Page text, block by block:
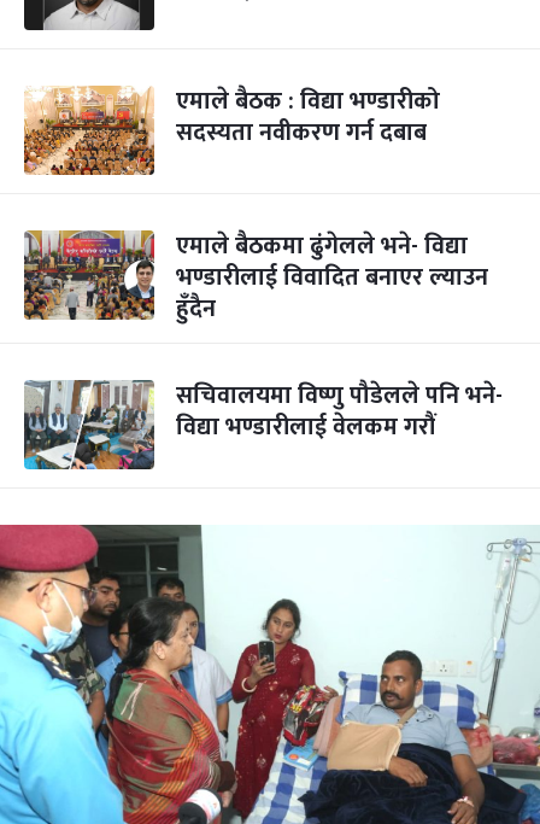
एमाले बैठक : विद्या भण्डारीको
सदस्यता नवीकरण गर्न दबाब
एमाले बैठकमा ढुंगेलले भने- विद्या
भण्डारीलाई विवादित बनाएर ल्याउन
हुँदैन
सचिवालयमा विष्णु पौडेलले पनि भने-
विद्या भण्डारीलाई वेलकम गरौं